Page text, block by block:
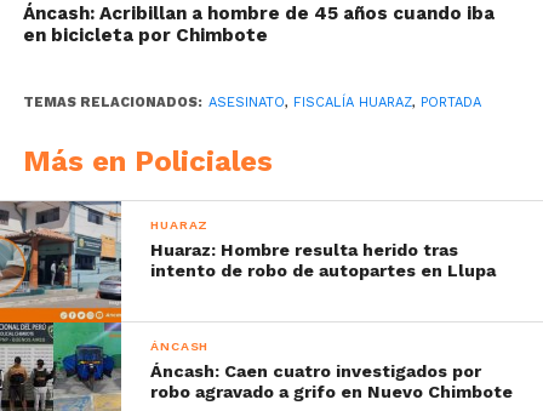
Áncash: Acribillan a hombre de 45 años cuando iba
en bicicleta por Chimbote
TEMAS RELACIONADOS: ASESINATO, FISCALÍA HUARAZ, PORTADA
Más en Policiales
HUARAZ
Huaraz: Hombre resulta herido tras
intento de robo de autopartes en Llupa
ÁNCASH
Áncash: Caen cuatro investigados por
robo agravado a grifo en Nuevo Chimbote